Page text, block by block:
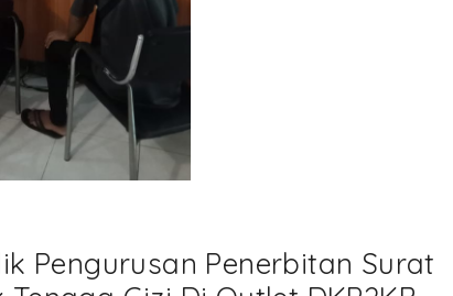
Pengurusan Penerbitan Surat